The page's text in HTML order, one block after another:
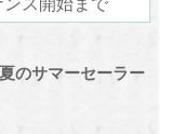
のサマーセーラー